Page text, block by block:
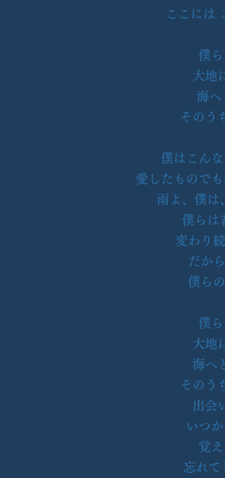
ここには
僕
大地
海へ
そのう
僕はこん
愛したもので
雨よ、僕
僕らは
変わり
だか
僕ら
僕
大地
海へ
そのう
出会
いつ
覚
忘れて